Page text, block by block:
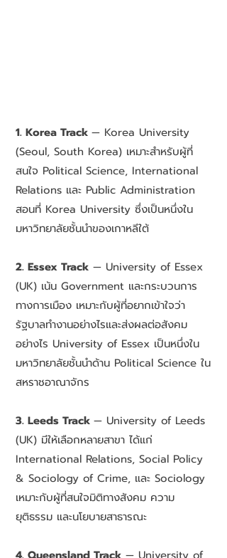
1. Korea Track — Korea University
(Seoul, South Korea) เหมาะสำหรับผู้ที่
สนใจ Political Science, International
Relations และ Public Administration
สอนที่ Korea University ซึ่งเป็นหนึ่งใน
มหาวิทยาลัยชั้นนำของเกาหลีใต้
2. Essex Track — University of Essex
(UK) เน้น Government และกระบวนการ
ทางการเมือง เหมาะกับผู้ที่อยากเข้าใจว่า
รัฐบาลทำงานอย่างไรและส่งผลต่อสังคม
อย่างไร University of Essex เป็นหนึ่งใน
มหาวิทยาลัยชั้นนำด้าน Political Science ใน
สหราชอาณาจักร
3. Leeds Track — University of Leeds
(UK) มีให้เลือกหลายสาขา ได้แก่
International Relations, Social Policy
& Sociology of Crime, และ Sociology
เหมาะกับผู้ที่สนใจมิติทางสังคม ความ
ยุติธรรม และนโยบายสาธารณะ